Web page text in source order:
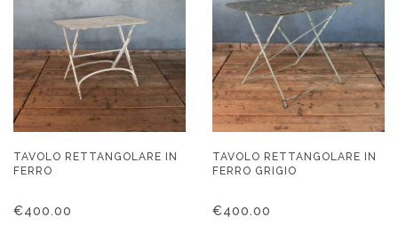
TAVOLO RETTANGOLARE IN
FERRO
€400.00
TAVOLO RETTANGOLARE IN
FERRO GRIGIO
€400.00